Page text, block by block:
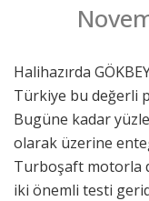
Halihazırda
Türkiye bu değerli
Bugüne kadar
olarak üzerine
Turboşaft motorla
iki önemli testi